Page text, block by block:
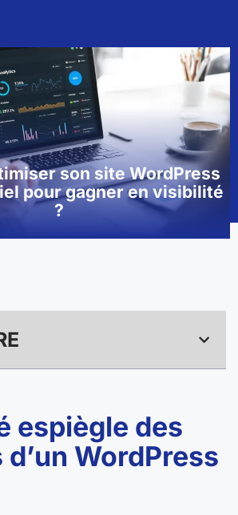
son site WordPress
pour gagner en visibilité
?
espiègle des
WordPress